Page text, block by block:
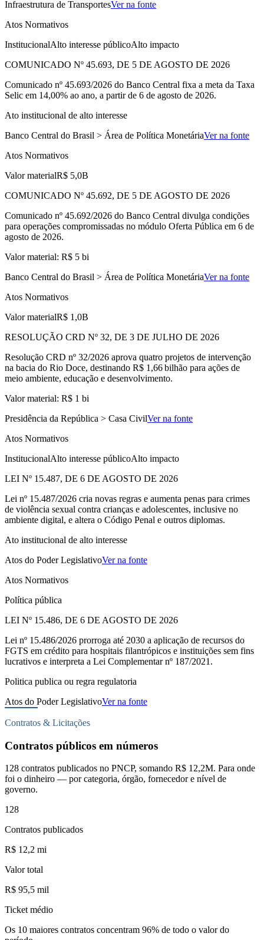
Infraestrutura de TransportesVer na fonte
Atos Normativos
InstitucionalAlto interesse públicoAlto impacto
COMUNICADO Nº 45.693, DE 5 DE AGOSTO DE 2026
Comunicado nº 45.693/2026 do Banco Central fixa a meta da Taxa
Selic em 14,00% ao ano, a partir de 6 de agosto de 2026.
Ato institucional de alto interesse
Banco Central do Brasil > Área de Política MonetáriaVer na fonte
Atos Normativos
Valor materialR$ 5,0B
COMUNICADO Nº 45.692, DE 5 DE AGOSTO DE 2026
Comunicado nº 45.692/2026 do Banco Central divulga condições
para operações compromissadas no módulo Oferta Pública em 6 de
agosto de 2026.
Valor material: R$ 5 bi
Banco Central do Brasil > Área de Política MonetáriaVer na fonte
Atos Normativos
Valor materialR$ 1,0B
RESOLUÇÃO CRD Nº 32, DE 3 DE JULHO DE 2026
Resolução CRD nº 32/2026 aprova quatro projetos de intervenção
na bacia do Rio Doce, destinando R$ 1,66 bilhão para ações de
meio ambiente, educação e desenvolvimento.
Valor material: R$ 1 bi
Presidência da República > Casa CivilVer na fonte
Atos Normativos
InstitucionalAlto interesse públicoAlto impacto
LEI Nº 15.487, DE 6 DE AGOSTO DE 2026
Lei nº 15.487/2026 cria novas regras e aumenta penas para crimes
de violência sexual contra crianças e adolescentes, inclusive no
ambiente digital, e altera o Código Penal e outros diplomas.
Ato institucional de alto interesse
Atos do Poder LegislativoVer na fonte
Atos Normativos
Política pública
LEI Nº 15.486, DE 6 DE AGOSTO DE 2026
Lei nº 15.486/2026 prorroga até 2030 a aplicação de recursos do
FGTS em crédito para hospitais filantrópicos e instituições sem fins
lucrativos e interpreta a Lei Complementar nº 187/2021.
Politica publica ou regra regulatoria
Atos do Poder LegislativoVer na fonte
Contratos & Licitações
Contratos públicos em números
128 contratos publicados no PNCP, somando R$ 12,2M. Para onde
foi o dinheiro — por categoria, órgão, fornecedor e nível de
governo.
128
Contratos publicados
R$ 12,2 mi
Valor total
R$ 95,5 mil
Ticket médio
Os 10 maiores contratos concentram 96% de todo o valor do